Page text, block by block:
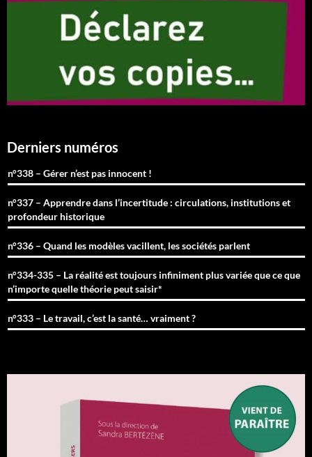
Derniers numéros
n°338 – Gérer n’est pas innocent !
n°337 – Apprendre dans l’incertitude : circulations, institutions et
profondeur historique
n°336 – Quand les modèles vacillent, les sociétés parlent
n°334-335 – La réalité est toujours infiniment plus variée que ce que
n’importe quelle théorie peut saisir*
n°333 – Le travail, c’est la santé… vraiment ?